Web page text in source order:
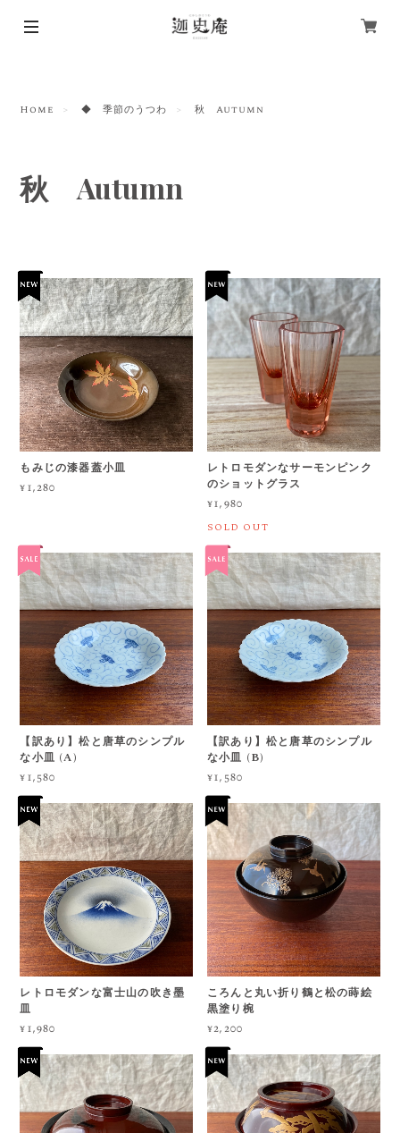
Home ◆ 季節のうつわ 秋 Autumn
秋 Autumn
もみじの漆器蓋小皿
¥1,280
レトロモダンなサーモンピンク
のショットグラス
¥1,980
SOLD OUT
【訳あり】松と唐草のシンプル
な小皿 (A)
¥1,580
【訳あり】松と唐草のシンプル
な小皿 (B)
¥1,580
レトロモダンな富士山の吹き墨
皿
¥1,980
ころんと丸い折り鶴と松の蒔絵
黒塗り椀
¥2,200